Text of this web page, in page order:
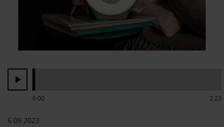
6.09.2023
0:00 2:23